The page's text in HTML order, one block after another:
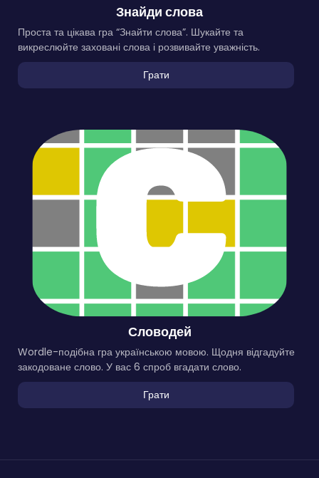
Знайди слова
Проста та цікава гра “Знайти слова”. Шукайте та
викреслюйте заховані слова і розвивайте уважність.
Грати
Словодей
Wordle-подібна гра українською мовою. Щодня відгадуйте
закодоване слово. У вас 6 спроб вгадати слово.
Грати